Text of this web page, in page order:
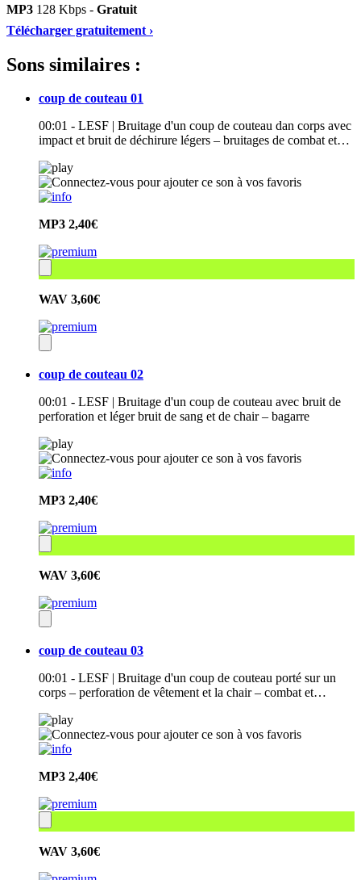
MP3 128 Kbps - Gratuit
Télécharger gratuitement ›
Sons similaires :
coup de couteau 01
00:01 - LESF | Bruitage d'un coup de couteau dan corps avec
impact et bruit de déchirure légers – bruitages de combat et…
MP3 2,40€
WAV 3,60€
coup de couteau 02
00:01 - LESF | Bruitage d'un coup de couteau avec bruit de
perforation et léger bruit de sang et de chair – bagarre
MP3 2,40€
WAV 3,60€
coup de couteau 03
00:01 - LESF | Bruitage d'un coup de couteau porté sur un
corps – perforation de vêtement et la chair – combat et…
MP3 2,40€
WAV 3,60€